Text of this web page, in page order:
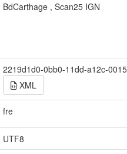
BdCarthage , Scan25 IGN
2219d1d0-0bb0-11dd-a12c-
XML
fre
UTF8